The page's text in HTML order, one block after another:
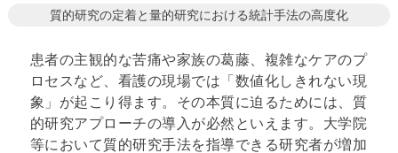
質的研究の定着と量的研究における統計手法の高度化
患者の主観的な苦痛や家族の葛藤、複雑なケアのプ
ロセスなど、看護の現場では「数値化しきれない現
象」が起こり得ます。その本質に迫るためには、質
的研究アプローチの導入が必然といえます。大学院
等において質的研究手法を指導できる研究者が増加